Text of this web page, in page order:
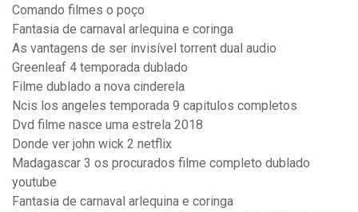
Comando filmes o poço
Fantasia de carnaval arlequina e coringa
As vantagens de ser invisível torrent dual audio
Greenleaf 4 temporada dublado
Filme dublado a nova cinderela
Ncis los angeles temporada 9 capitulos completos
Dvd filme nasce uma estrela 2018
Donde ver john wick 2 netflix
Madagascar 3 os procurados filme completo dublado
youtube
Fantasia de carnaval arlequina e coringa